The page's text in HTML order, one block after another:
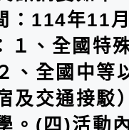
：114年11
１、全國特
、全國中等
及交通接駁
。(四)活動